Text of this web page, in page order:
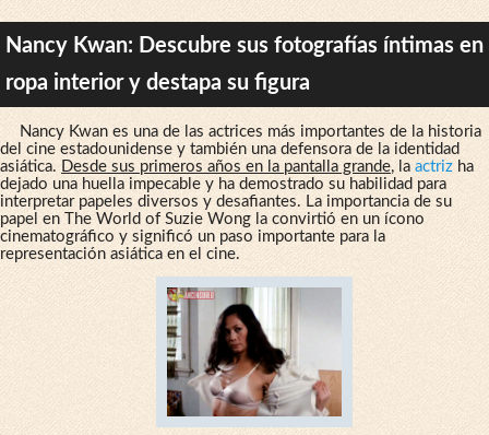
Nancy Kwan: Descubre sus fotografías íntimas en
ropa interior y destapa su figura
Nancy Kwan es una de las actrices más importantes de la historia
del cine estadounidense y también una defensora de la identidad
asiática. Desde sus primeros años en la pantalla grande, la actriz ha
dejado una huella impecable y ha demostrado su habilidad para
interpretar papeles diversos y desafiantes. La importancia de su
papel en The World of Suzie Wong la convirtió en un ícono
cinematográfico y significó un paso importante para la
representación asiática en el cine.